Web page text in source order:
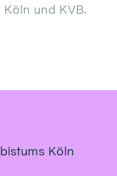
und KVB.
Köln